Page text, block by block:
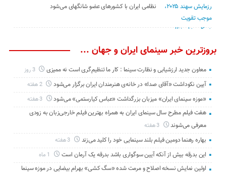
نظامی ایران با کشور‌های عضو شانگهای می‌شود
بروزترین خبر سینمای ایران و جهان ...
معاون جدید ارزشیابی و نظارت سینما : کار ما تنظیم‌گری است نه ممیزی 3 روز
آیین نکوداشت «آقای صدا» در خانه‌ی هنرمندان ایران برگزار می‌شود 2 هفته
«موزه سینمای ایران» میزبان بزرگداشت «عباس کیارستمی» می‌شود 3 هفته
هفت فیلم مطرح سال سینمای ایران به همراه بهترین فیلم خارجی‌زبان به زودی
معرفی می‌شوند
3 هفته
بهاره رهنما دومین فیلم بلند سینمایی خود را کلید می‌زند
این بدرقه بیش از آنکه آیین سوگواری باشد بدرقه یک آرمان است
اولین نمایش نسخه اصلاح و مرمت شده «سگ کشی» بهرام بیضایی در موزه سینما